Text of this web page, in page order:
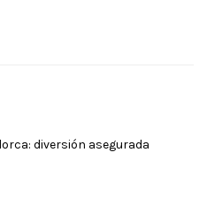
diversión asegurada